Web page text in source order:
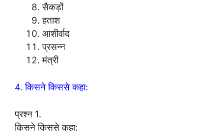
सैकड़ों
हताश
आशीर्वाद
प्रसन्न
मंत्री
4. किसने किससे कहा:
प्रश्न 1.
किसने किससे कहा: